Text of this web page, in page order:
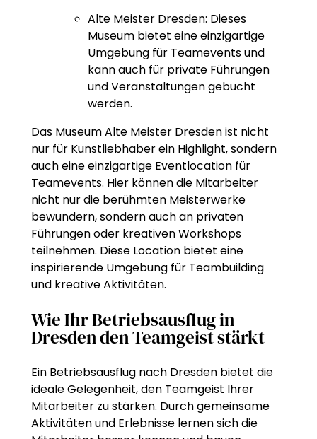
Alte Meister Dresden: Dieses
Museum bietet eine einzigartige
Umgebung für Teamevents und
kann auch für private Führungen
und Veranstaltungen gebucht
werden.
Das Museum Alte Meister Dresden ist nicht
nur für Kunstliebhaber ein Highlight, sondern
auch eine einzigartige Eventlocation für
Teamevents. Hier können die Mitarbeiter
nicht nur die berühmten Meisterwerke
bewundern, sondern auch an privaten
Führungen oder kreativen Workshops
teilnehmen. Diese Location bietet eine
inspirierende Umgebung für Teambuilding
und kreative Aktivitäten.
Wie Ihr Betriebsausflug in
Dresden den Teamgeist stärkt
Ein Betriebsausflug nach Dresden bietet die
ideale Gelegenheit, den Teamgeist Ihrer
Mitarbeiter zu stärken. Durch gemeinsame
Aktivitäten und Erlebnisse lernen sich die